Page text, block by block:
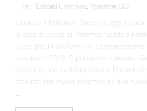
in :
Editoriali, Archivio, Pokemon GO
Durante il Pokemon Direct di oggi è
la data di uscita di Pokemon Spada e
nuovi giochi usciranno in contemporanea
novembre 2019. Si potranno comprare
coppia in una custodia dorata. Durante il
mostrati altri nuovi pokemon e i due nuovi
…